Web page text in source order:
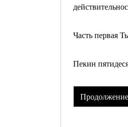
Часть первая
Пекин